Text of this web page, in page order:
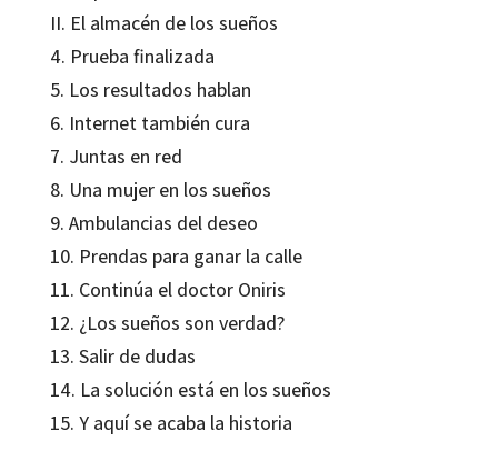
II. El almacén de los sueños
4. Prueba finalizada
5. Los resultados hablan
6. Internet también cura
7. Juntas en red
8. Una mujer en los sueños
9. Ambulancias del deseo
10. Prendas para ganar la calle
11. Continúa el doctor Oniris
12. ¿Los sueños son verdad?
13. Salir de dudas
14. La solución está en los sueños
15. Y aquí se acaba la historia